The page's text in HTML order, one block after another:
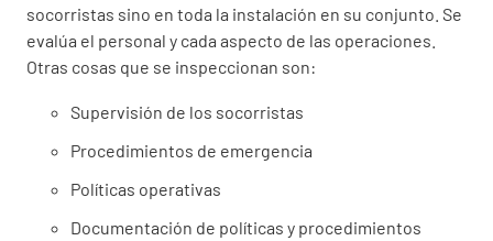
socorristas sino en toda la instalación en su conjunto. Se
evalúa el personal y cada aspecto de las operaciones.
Otras cosas que se inspeccionan son:
Supervisión de los socorristas
Procedimientos de emergencia
Políticas operativas
Documentación de políticas y procedimientos